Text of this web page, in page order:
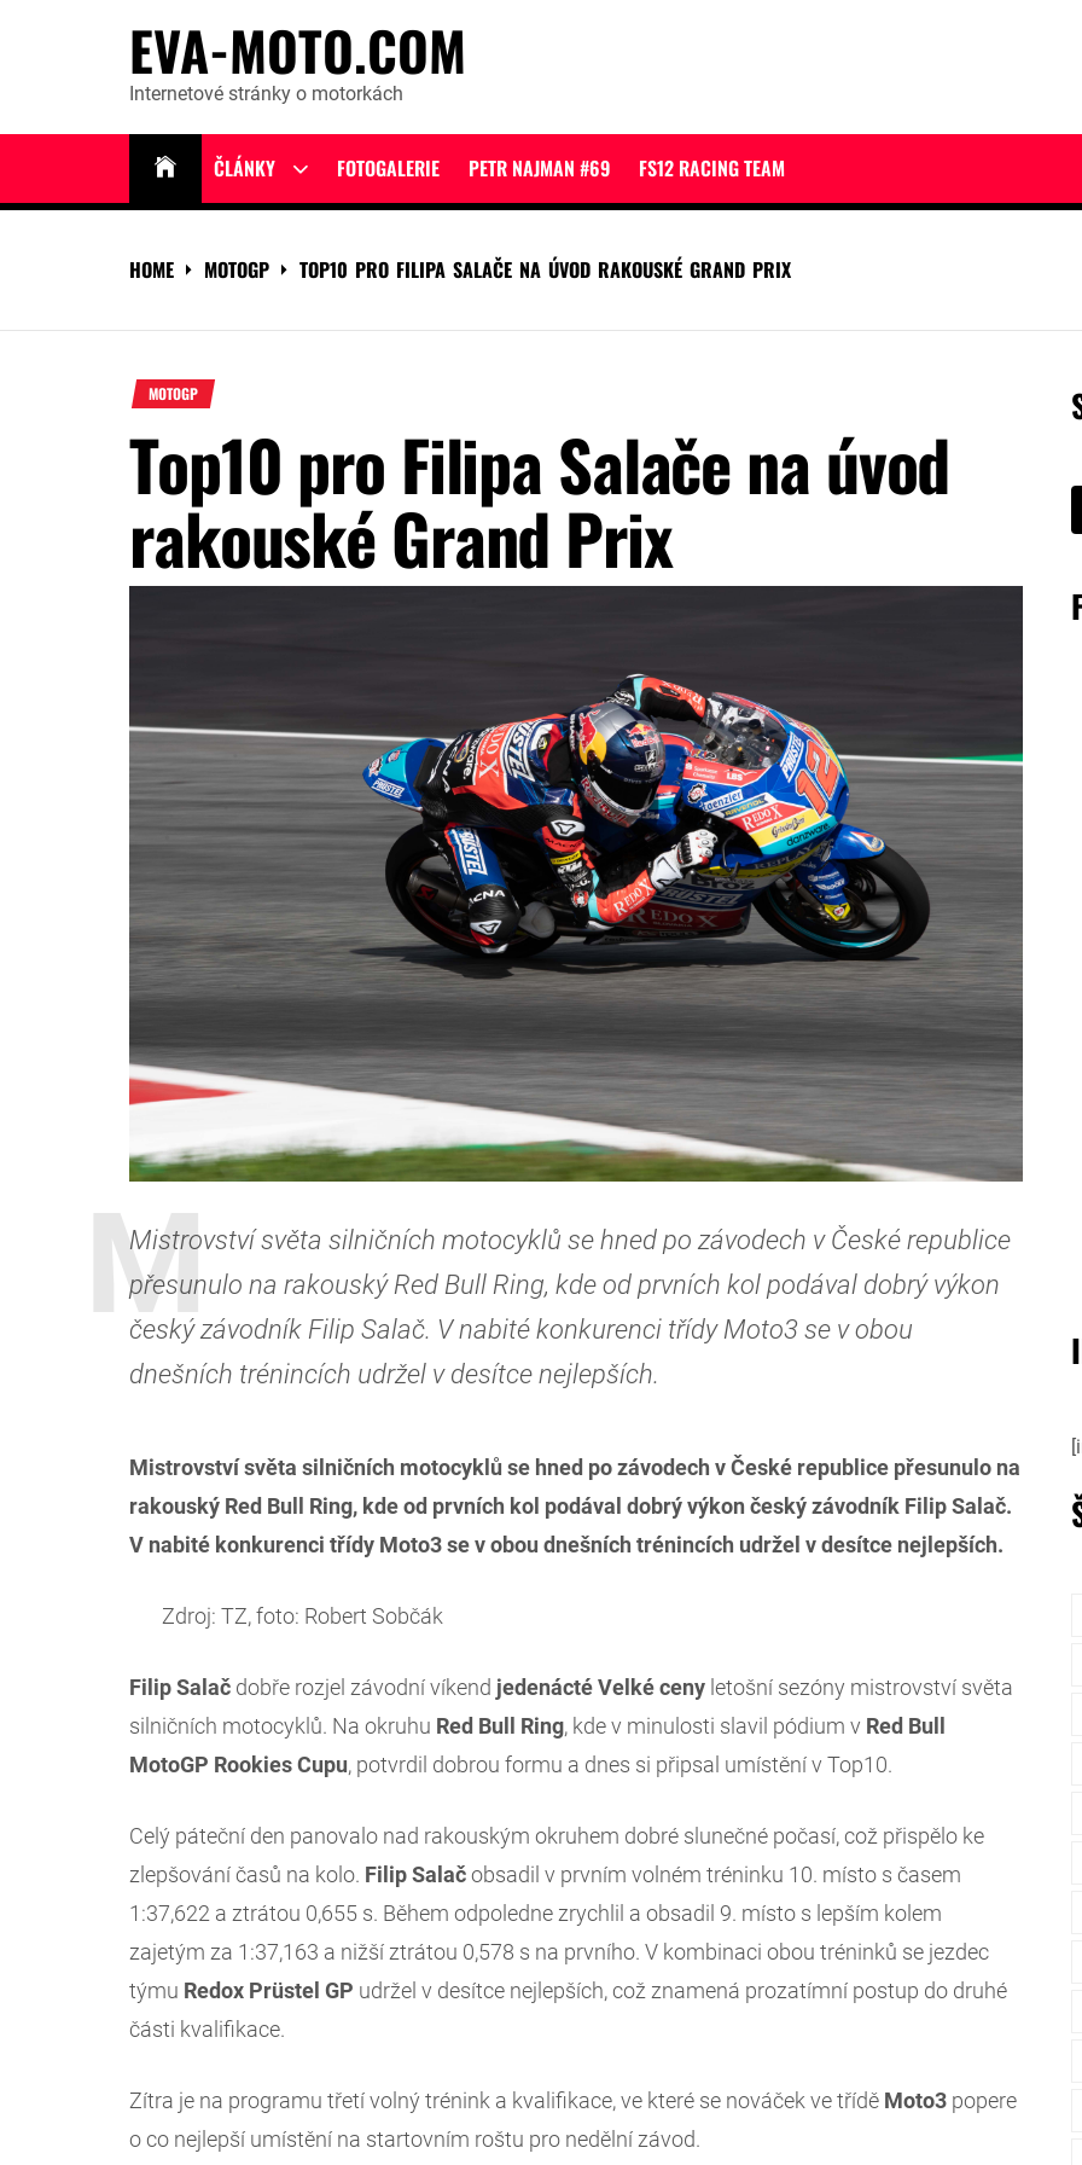
EVA-MOTO.COM
Internetové stránky o motorkách
ČLÁNKY
Show
menu
FOTOGALERIE PETR NAJMAN #69 FS12 RACING TEAM
HOME MOTOGP TOP10 PRO FILIPA SALAČE NA ÚVOD RAKOUSKÉ GRAND PRIX
MOTOGP
Top10 pro Filipa Salače na úvod
rakouské Grand Prix
Mistrovství světa silničních motocyklů se hned po závodech v České republice
přesunulo na rakouský Red Bull Ring, kde od prvních kol podával dobrý výkon
český závodník Filip Salač. V nabité konkurenci třídy Moto3 se v obou
dnešních trénincích udržel v desítce nejlepších.
Mistrovství světa silničních motocyklů se hned po závodech v České republice přesunulo na
rakouský Red Bull Ring, kde od prvních kol podával dobrý výkon český závodník Filip Salač.
V nabité konkurenci třídy Moto3 se v obou dnešních trénincích udržel v desítce nejlepších.
Zdroj: TZ, foto: Robert Sobčák
Filip Salač dobře rozjel závodní víkend jedenácté Velké ceny letošní sezóny mistrovství světa
silničních motocyklů. Na okruhu Red Bull Ring, kde v minulosti slavil pódium v Red Bull
MotoGP Rookies Cupu, potvrdil dobrou formu a dnes si připsal umístění v Top10.
Celý páteční den panovalo nad rakouským okruhem dobré slunečné počasí, což přispělo ke
zlepšování časů na kolo. Filip Salačobsadil v prvním volném tréninku 10. místo s časem
1:37,622 a ztrátou 0,655 s. Během odpoledne zrychlil a obsadil 9. místo s lepším kolem
zajetým za 1:37,163 a nižší ztrátou 0,578 s na prvního. V kombinaci obou tréninků se jezdec
týmu Redox Prüstel GP udržel v desítce nejlepších, což znamená prozatímní postup do druhé
části kvalifikace.
Zítra je na programu třetí volný trénink a kvalifikace, ve které se nováček ve třídě Moto3 popere
o co nejlepší umístění na startovním roštu pro nedělní závod.